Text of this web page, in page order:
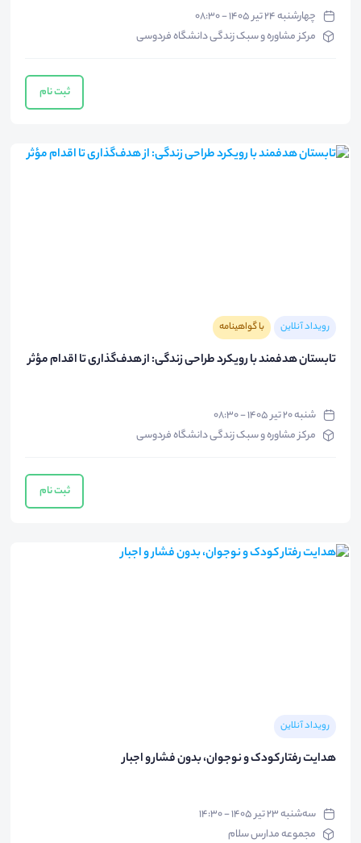
چهارشنبه ۲۴ تیر ۱۴۰۵ - ۰۸:۳۰
مرکز مشاوره و سبک زندگی دانشگاه فردوسی
ثبت نام
رویداد آنلاین با گواهینامه
تابستان هدفمند با رویکرد طراحی زندگی: از هدف‌گذاری تا اقدام مؤثر
شنبه ۲۰ تیر ۱۴۰۵ - ۰۸:۳۰
مرکز مشاوره و سبک زندگی دانشگاه فردوسی
ثبت نام
رویداد آنلاین
هدایت رفتار کودک و نوجوان، بدون فشار و اجبار
سه‌شنبه ۲۳ تیر ۱۴۰۵ - ۱۴:۳۰
مجموعه مدارس سلام